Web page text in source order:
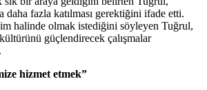
daha fazla katılması gerektiğini ifade etti.
halinde olmak istediğini söyleyen Tuğrul,
güçlendirecek çalışmalar
hizmet etmek”